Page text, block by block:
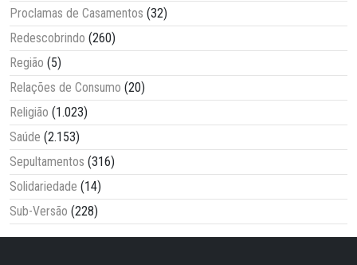
Proclamas de Casamentos (32)
Redescobrindo (260)
Região (5)
Relações de Consumo (20)
Religião (1.023)
Saúde (2.153)
Sepultamentos (316)
Solidariedade (14)
Sub-Versão (228)